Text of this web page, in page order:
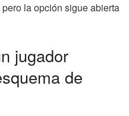
la opción sigue abierta
jugador
de